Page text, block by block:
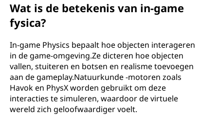
Wat is de betekenis van in-game
fysica?
In-game Physics bepaalt hoe objecten interageren
in de game-omgeving.Ze dicteren hoe objecten
vallen, stuiteren en botsen en realisme toevoegen
aan de gameplay.Natuurkunde -motoren zoals
Havok en PhysX worden gebruikt om deze
interacties te simuleren, waardoor de virtuele
wereld zich geloofwaardiger voelt.